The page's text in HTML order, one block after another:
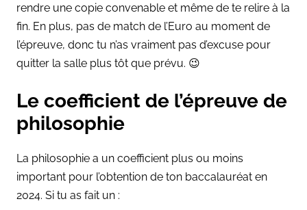
rendre une copie convenable et même de te relire à la
fin. En plus, pas de match de l’Euro au moment de
l’épreuve, donc tu n’as vraiment pas d’excuse pour
quitter la salle plus tôt que prévu. 😉
Le coefficient de l’épreuve de
philosophie
La philosophie a un coefficient plus ou moins
important pour l’obtention de ton baccalauréat en
2024. Si tu as fait un :